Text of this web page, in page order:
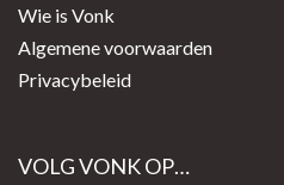
Wie is Vonk
Algemene voorwaarden
Privacybeleid
VOLG VONK OP…